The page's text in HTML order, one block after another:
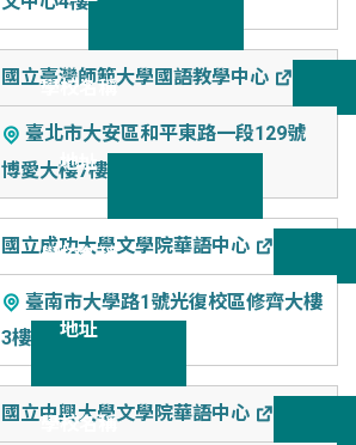
國立臺灣師範大學國語教學中心
臺北市大安區和平東路一段129號
博愛大樓7樓
國立成功大學文學院華語中心
臺南市大學路1號光復校區修齊大樓
3樓
國立中興大學文學院華語中心